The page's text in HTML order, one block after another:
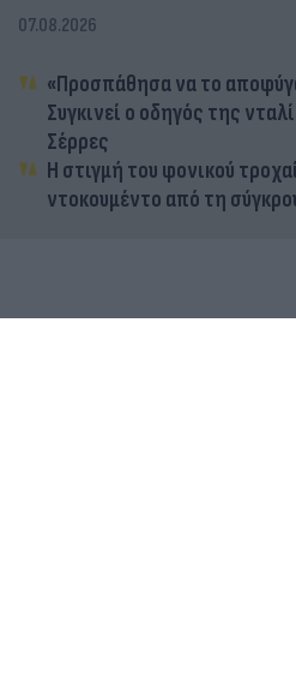
07.08.2026
«Προσπάθησα να το
Συγκινεί ο οδηγός της
Σέρρες
Η στιγμή του φονικού
ντοκουμέντο από τη